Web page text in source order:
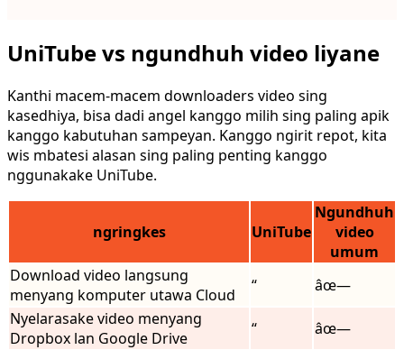
UniTube vs ngundhuh video liyane
Kanthi macem-macem downloaders video sing
kasedhiya, bisa dadi angel kanggo milih sing paling apik
kanggo kabutuhan sampeyan. Kanggo ngirit repot, kita
wis mbatesi alasan sing paling penting kanggo
nggunakake UniTube.
ngringkes UniTube
Ngundhuh
video
umum
Download video langsung
menyang komputer utawa Cloud
“
âœ—
Nyelarasake video menyang
Dropbox lan Google Drive
“
âœ—